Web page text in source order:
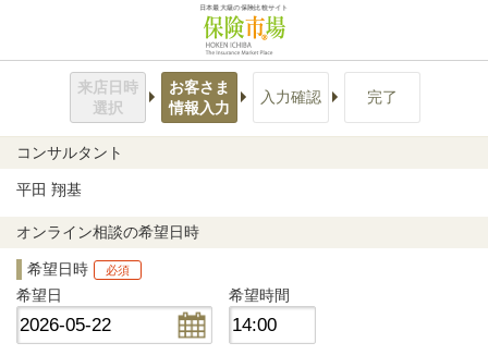
日本最大級の保険比較サイト
来店日時
選択
お客さま
情報入力
入力確認 完了
コンサルタント
平田 翔基
オンライン相談の希望日時
希望日時 必須
希望日 希望時間